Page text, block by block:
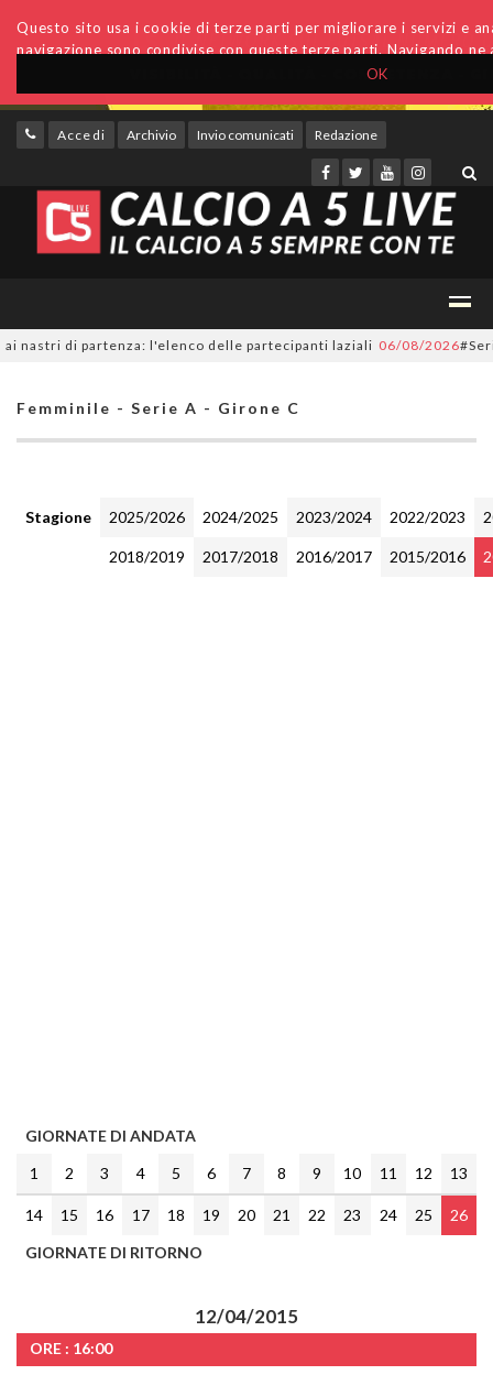
OK
Questo sito usa i cookie di terze parti per migliorare i servizi e
navigazione sono condivise con queste terze parti. Navigando
Accedi Archivio Invio comunicati Redazione
di partenza: l'elenco delle partecipanti laziali 06/08/2026
Femminile - Serie A - Girone C
Stagione 2025/2026 2024/2025 2023/2024 2022/2023
2018/2019 2017/2018 2016/2017 2015/2016
GIORNATE DI ANDATA
1
2 3 4 5 6 7 8 9 10 11 12 13
14 15 16 17 18 19 20 21 22 23 24 25
26
GIORNATE DI RITORNO
12/04/2015
ORE : 16:00